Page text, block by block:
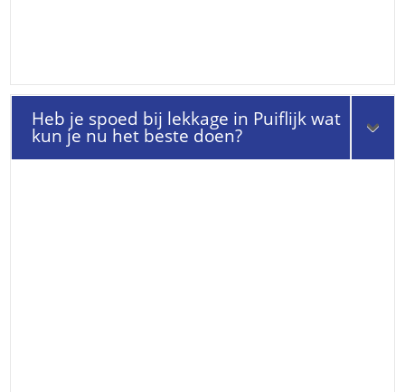
Heb je spoed bij lekkage in Puiflijk wat
kun je nu het beste doen?